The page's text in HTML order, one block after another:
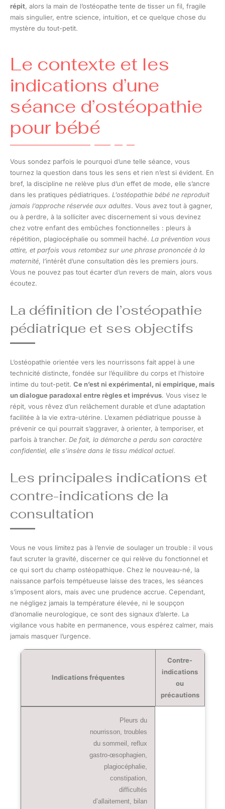
répit, alors la main de l’ostéopathe tente de tisser un fil, fragile
mais singulier, entre science, intuition, et ce quelque chose du
mystère du tout-petit.
Le contexte et les
indications d’une
séance d’ostéopathie
pour bébé
Vous sondez parfois le pourquoi d’une telle séance, vous
tournez la question dans tous les sens et rien n’est si évident. En
bref, la discipline ne relève plus d’un effet de mode, elle s’ancre
dans les pratiques pédiatriques. L’ostéopathie bébé ne reproduit
jamais l’approche réservée aux adultes. Vous avez tout à gagner,
ou à perdre, à la solliciter avec discernement si vous devinez
chez votre enfant des embûches fonctionnelles : pleurs à
répétition, plagiocéphalie ou sommeil haché. La prévention vous
attire, et parfois vous retombez sur une phrase prononcée à la
maternité, l’intérêt d’une consultation dès les premiers jours.
Vous ne pouvez pas tout écarter d’un revers de main, alors vous
écoutez.
La définition de l’ostéopathie
pédiatrique et ses objectifs
L’ostéopathie orientée vers les nourrissons fait appel à une
technicité distincte, fondée sur l’équilibre du corps et l’histoire
intime du tout-petit. Ce n’est ni expérimental, ni empirique, mais
un dialogue paradoxal entre règles et imprévus. Vous visez le
répit, vous rêvez d’un relâchement durable et d’une adaptation
facilitée à la vie extra-utérine. L’examen pédiatrique pousse à
prévenir ce qui pourrait s’aggraver, à orienter, à temporiser, et
parfois à trancher. De fait, la démarche a perdu son caractère
confidentiel, elle s’insère dans le tissu médical actuel.
Les principales indications et
contre-indications de la
consultation
Vous ne vous limitez pas à l’envie de soulager un trouble : il vous
faut scruter la gravité, discerner ce qui relève du fonctionnel et
ce qui sort du champ ostéopathique. Chez le nouveau-né, la
naissance parfois tempétueuse laisse des traces, les séances
s’imposent alors, mais avec une prudence accrue. Cependant,
ne négligez jamais la température élevée, ni le soupçon
d’anomalie neurologique, ce sont des signaux d’alerte. La
vigilance vous habite en permanence, vous espérez calmer, mais
jamais masquer l’urgence.
Indications fréquentes
Contre-
indications
ou
précautions
Pleurs du
nourrisson, troubles
du sommeil, reflux
gastro-œsophagien,
plagiocéphalie,
constipation,
difficultés
d’allaitement, bilan